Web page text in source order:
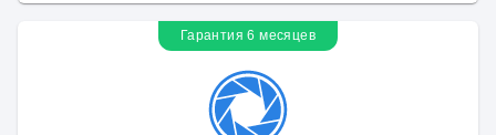
Гарантия 6 месяцев